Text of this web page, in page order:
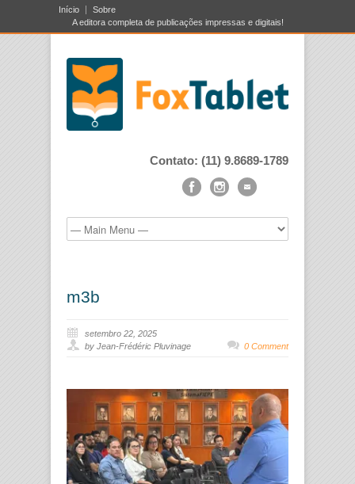
Início
Sobre
A editora completa de publicações impressas e digitais!
Contato: (11) 9.8689-1789
m3b
setembro 22, 2025
by Jean-Frédéric Pluvinage
0 Comment